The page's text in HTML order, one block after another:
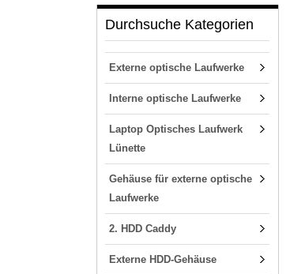
Durchsuche Kategorien
Externe optische Laufwerke
Interne optische Laufwerke
Laptop Optisches Laufwerk
Lünette
Gehäuse für externe optische
Laufwerke
2. HDD Caddy
Externe HDD-Gehäuse